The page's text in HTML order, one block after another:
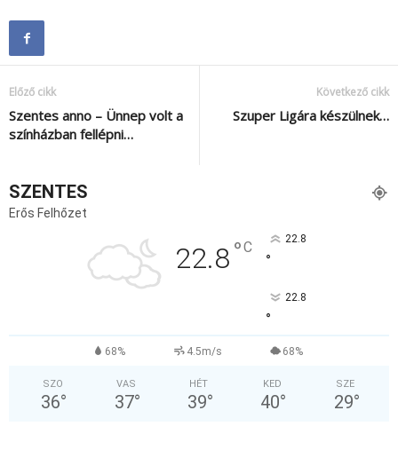
Előző cikk
Szentes anno – Ünnep volt a
színházban fellépni…
Következő cikk
Szuper Ligára készülnek…
SZENTES
Erős Felhőzet
22.8°C 22.8
°
22.8
°
68% 4.5m/s 68%
SZO
36°
VAS
37°
HÉT
39°
KED
40°
SZE
29°